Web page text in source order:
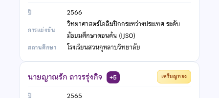
2566
วิทยาศาสตร์โอลิมปิกกระหว่างประเทศ ระดับ
มัธยมศึกษาตอนต้น (IJSO)
โรงเรียนสวนกุหลาบวิทยาลัย
นายญาณรัก ถาวรรุ่งกิจ +5
2565
เหรียญทอง